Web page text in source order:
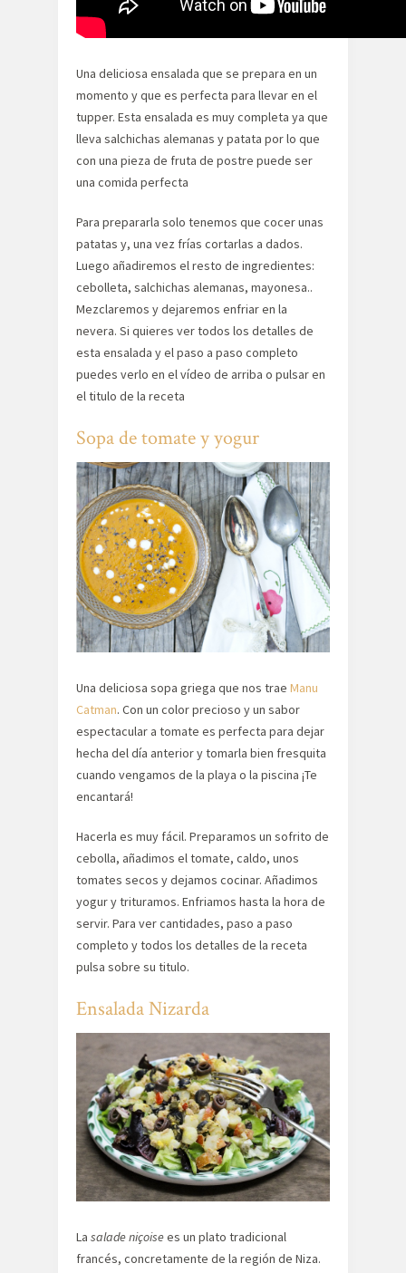
Una deliciosa ensalada que se prepara en un
momento y que es perfecta para llevar en el
tupper. Esta ensalada es muy completa ya que
lleva salchichas alemanas y patata por lo que
con una pieza de fruta de postre puede ser
una comida perfecta
Para prepararla solo tenemos que cocer unas
patatas y, una vez frías cortarlas a dados.
Luego añadiremos el resto de ingredientes:
cebolleta, salchichas alemanas, mayonesa..
Mezclaremos y dejaremos enfriar en la
nevera. Si quieres ver todos los detalles de
esta ensalada y el paso a paso completo
puedes verlo en el vídeo de arriba o pulsar en
el titulo de la receta
Sopa de tomate y yogur
Una deliciosa sopa griega que nos trae Manu
Catman. Con un color precioso y un sabor
espectacular a tomate es perfecta para dejar
hecha del día anterior y tomarla bien fresquita
cuando vengamos de la playa o la piscina ¡Te
encantará!
Hacerla es muy fácil. Preparamos un sofrito de
cebolla, añadimos el tomate, caldo, unos
tomates secos y dejamos cocinar. Añadimos
yogur y trituramos. Enfriamos hasta la hora de
servir. Para ver cantidades, paso a paso
completo y todos los detalles de la receta
pulsa sobre su titulo.
Ensalada Nizarda
La salade niçoisees un plato tradicional
francés, concretamente de la región de Niza.